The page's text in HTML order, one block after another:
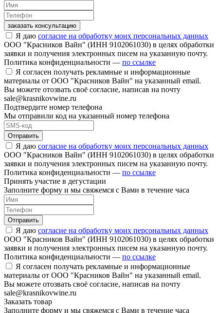
заказать консультацию
Я даю согласие на обработку моих персональных данных
ООО "Красников Вайн" (ИНН 9102061030) в целях обработки
заявки и получения электронных писем на указанную почту.
Политика конфиденциальности — по ссылке
Я согласен получать рекламные и информационные
материалы от ООО "Красников Вайн" на указанный email.
Вы можете отозвать своё согласие, написав на почту
sale@krasnikovwine.ru
Подтвердите номер телефона
Мы отправили код на указанный номер телефона
Отправить
Я даю согласие на обработку моих персональных данных
ООО "Красников Вайн" (ИНН 9102061030) в целях обработки
заявки и получения электронных писем на указанную почту.
Политика конфиденциальности — по ссылке
Принять участие в дегустации
Заполните форму и мы свяжемся с Вами в течение часа
Отправить
Я даю согласие на обработку моих персональных данных
ООО "Красников Вайн" (ИНН 9102061030) в целях обработки
заявки и получения электронных писем на указанную почту.
Политика конфиденциальности — по ссылке
Я согласен получать рекламные и информационные
материалы от ООО "Красников Вайн" на указанный email.
Вы можете отозвать своё согласие, написав на почту
sale@krasnikovwine.ru
Заказать товар
Заполните форму и мы свяжемся с Вами в течение часа